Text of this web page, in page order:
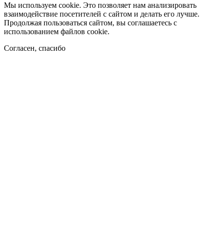
Мы используем cookie. Это позволяет нам анализировать
взаимодействие посетителей с сайтом и делать его лучше.
Продолжая пользоваться сайтом, вы соглашаетесь с
использованием файлов cookie.
Согласен, спасибо